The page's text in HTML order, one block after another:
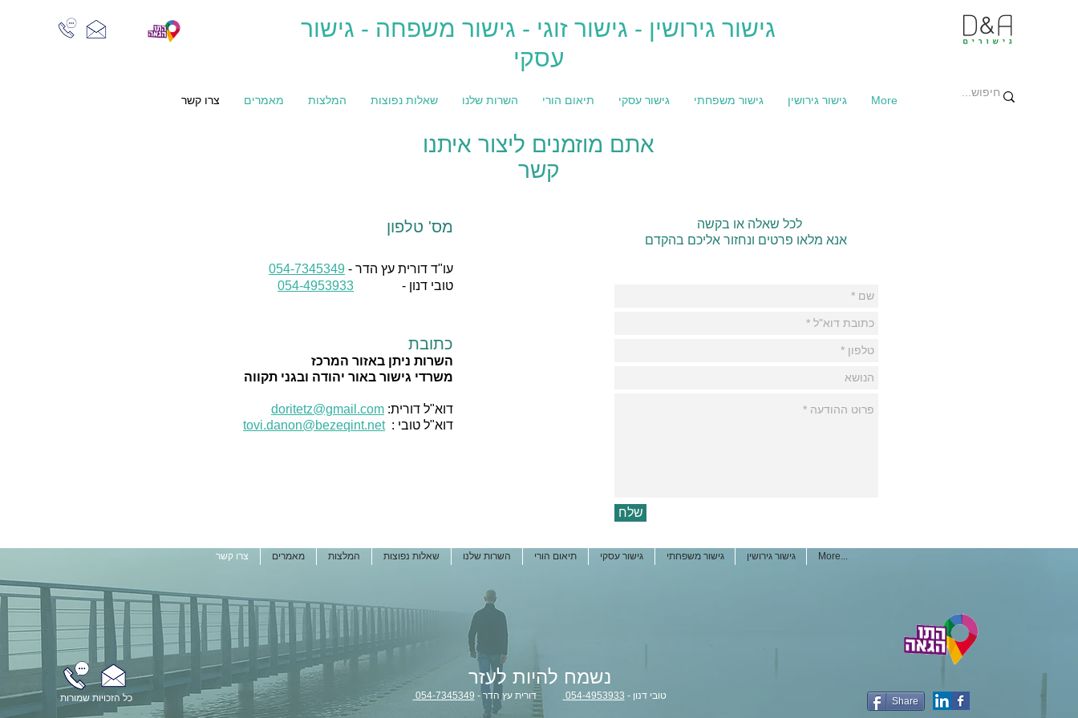
גישור גירושין - גישור זוגי - גישור משפחה - גישור
עסקי
צרו קשר מאמרים המלצות שאלות נפוצות השרות שלנו תיאום הורי גישור עסקי גישור משפחתי גישור גירושין More
אתם מוזמנים ליצור איתנו
קשר
מס' טלפון
עו"ד דורית עץ הדר - 054-7345349
טובי דנון - 054-4953933
כתובת
השרות ניתן באזור המרכז
משרדי גישור באור יהודה ובגני תקווה
דוא"ל דורית: doritetz@gmail.com
דוא"ל טובי : tovi.danon@bezeqint.net
לכל שאלה או בקשה
אנא מלאו פרטים ונחזור אליכם בהקדם
שלח
צרו קשר מאמרים המלצות שאלות נפוצות השרות שלנו תיאום הורי גישור עסקי גישור משפחתי גישור גירושין More...
כל הזכויות שמורות
נשמח להיות לעזר
טובי דנון - 054-4953933 דורית עץ הדר - 054-7345349 Share